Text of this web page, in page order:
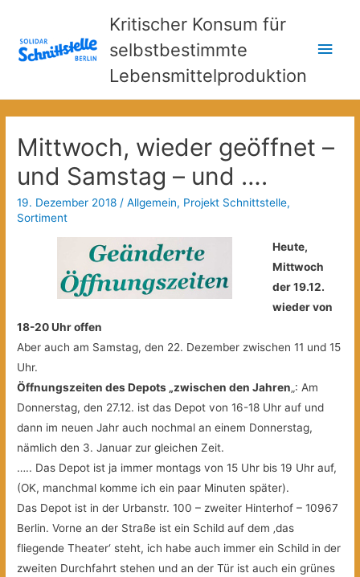
Kritischer Konsum für
selbstbestimmte
Lebensmittelproduktion
Mittwoch, wieder geöffnet –
und Samstag – und ….
19. Dezember 2018 /Allgemein, Projekt Schnittstelle,
Sortiment
Heute,
Mittwoch
der 19.12.
wieder von
18-20 Uhr offen
Aber auch am Samstag, den 22. Dezember zwischen 11 und 15
Uhr.
Öffnungszeiten des Depots „zwischen den Jahren„: Am
Donnerstag, den 27.12. ist das Depot von 16-18 Uhr auf und
dann im neuen Jahr auch nochmal an einem Donnerstag,
nämlich den 3. Januar zur gleichen Zeit.
….. Das Depot ist ja immer montags von 15 Uhr bis 19 Uhr auf,
(OK, manchmal komme ich ein paar Minuten später).
Das Depot ist in der Urbanstr. 100 – zweiter Hinterhof – 10967
Berlin. Vorne an der Straße ist ein Schild auf dem ‚das
fliegende Theater‘ steht, ich habe auch immer ein Schild in der
zweiten Durchfahrt stehen und an der Tür ist auch ein grünes